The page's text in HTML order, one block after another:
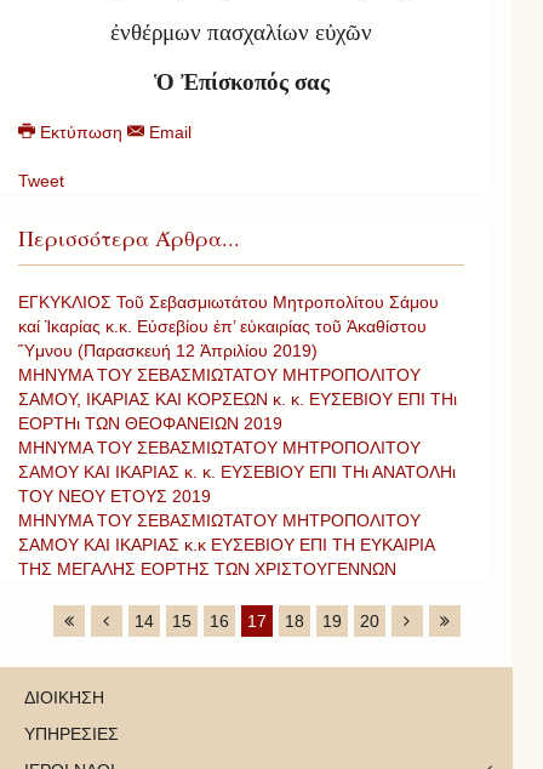
ἐνθέρμων πασχαλίων εὐχῶν
Ὁ Ἐπίσκοπός σας
Εκτύπωση Email
Tweet
Περισσότερα Άρθρα...
ΕΓΚΥΚΛΙΟΣ Τοῦ Σεβασμιωτάτου Μητροπολίτου Σάμου
καί Ἰκαρίας κ.κ. Εὐσεβίου ἐπ’ εὐκαιρίας τοῦ Ἀκαθίστου
Ὕμνου (Παρασκευή 12 Ἀπριλίου 2019)
ΜΗΝΥΜΑ ΤΟΥ ΣΕΒΑΣΜΙΩΤΑΤΟΥ ΜΗΤΡΟΠΟΛΙΤΟΥ
ΣΑΜΟΥ, ΙΚΑΡΙΑΣ ΚΑΙ ΚΟΡΣΕΩΝ κ. κ. ΕΥΣΕΒΙΟΥ ΕΠΙ ΤΗι
ΕΟΡΤΗι ΤΩΝ ΘΕΟΦΑΝΕΙΩΝ 2019
ΜΗΝΥΜΑ ΤΟΥ ΣΕΒΑΣΜΙΩΤΑΤΟΥ ΜΗΤΡΟΠΟΛΙΤΟΥ
ΣΑΜΟΥ ΚΑΙ ΙΚΑΡΙΑΣ κ. κ. ΕΥΣΕΒΙΟΥ ΕΠΙ ΤΗι ΑΝΑΤΟΛΗι
ΤΟΥ ΝΕΟΥ ΕΤΟΥΣ 2019
ΜΗΝΥΜΑ ΤΟΥ ΣΕΒΑΣΜΙΩΤΑΤΟΥ ΜΗΤΡΟΠΟΛΙΤΟΥ
ΣΑΜΟΥ ΚΑΙ ΙΚΑΡΙΑΣ κ.κ ΕΥΣΕΒΙΟΥ ΕΠΙ ΤΗ ΕΥΚΑΙΡΙΑ
ΤΗΣ ΜΕΓΑΛΗΣ ΕΟΡΤΗΣ ΤΩΝ ΧΡΙΣΤΟΥΓΕΝΝΩΝ
14 15 16 17 18 19 20
ΔΙΟΙΚΗΣΗ
ΥΠΗΡΕΣΙΕΣ